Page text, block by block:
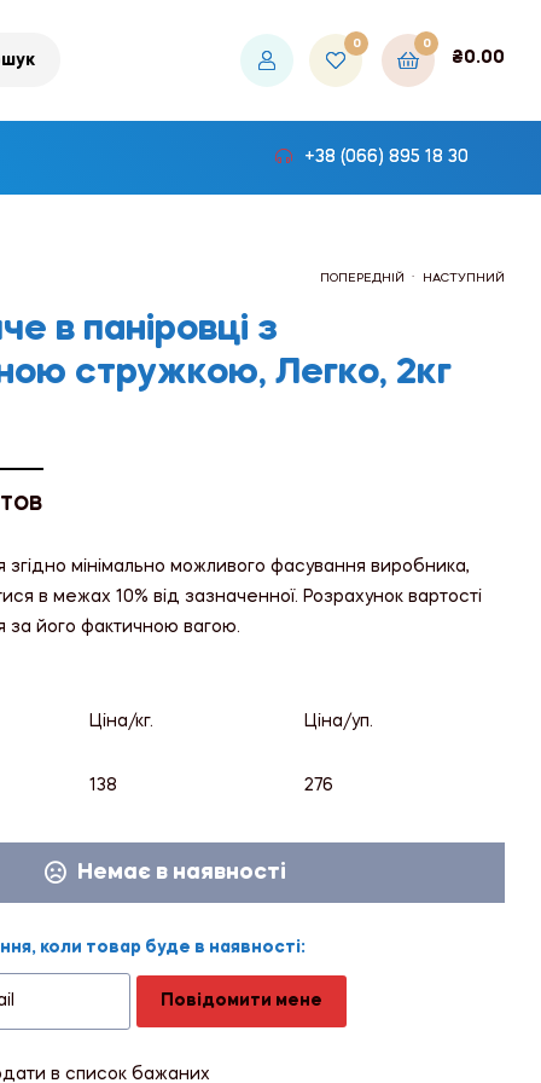
0 0
₴0.00
+38 (066) 895 18 30
ПОПЕРЕДНІЙ
₴72.00
НАСТУПНИЙ
₴535.80
в паніровці з
стружкою, Легко, 2кг
ТОВ
згідно мінімально можливого фасування виробника,
в межах 10% від зазначенної. Розрахунок вартості
за його фактичною вагою.
Ціна/кг. Ціна/уп.
138 276
Немає в наявності
коли товар буде в наявності:
Повідомити мене
в список бажаних